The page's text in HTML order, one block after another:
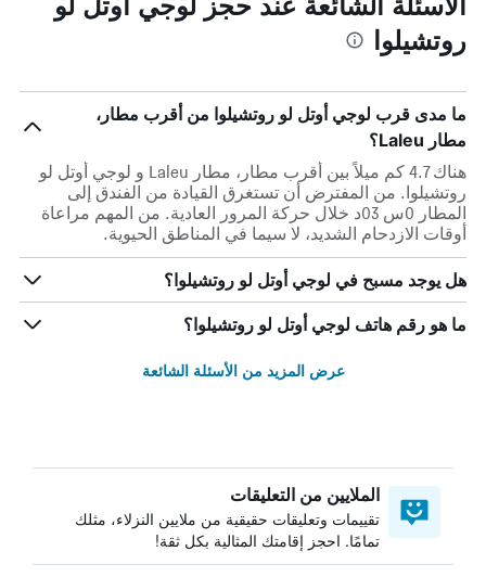
روتشيلوا
ما مدى قرب لوجي أوتل لو روتشيلوا من أقرب مطار،
مطار Laleu؟
هناك 4.7 كم ميلاً بين أقرب مطار، مطار Laleu و لوجي أوتل لو
روتشيلوا. من المفترض أن تستغرق القيادة من الفندق إلى
المطار 0س 03د خلال حركة المرور العادية. من المهم مراعاة
أوقات الازدحام الشديد، لا سيما في المناطق الحيوية.
هل يوجد مسبح في لوجي أوتل لو روتشيلوا؟
ما هو رقم هاتف لوجي أوتل لو روتشيلوا؟
عرض المزيد من الأسئلة الشائعة
الملايين من التعليقات
تقييمات وتعليقات حقيقية من ملايين النزلاء، مثلك
تمامًا. احجز إقامتك المثالية بكل ثقة!